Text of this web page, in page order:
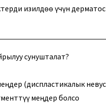
изилдөө үчүн
сунушталат?
(диспластикалык
меңдер болсо